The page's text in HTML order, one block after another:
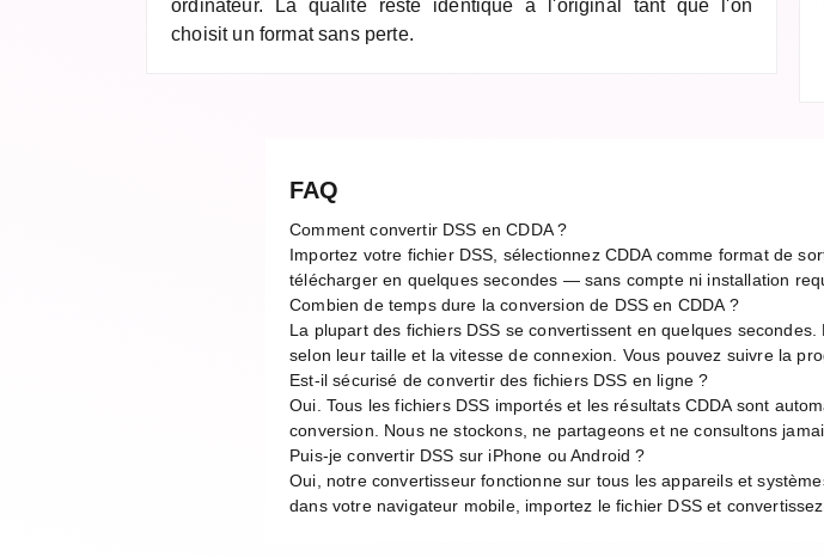
ordinateur. La qualité reste identique à l'original tant que l'on
choisit un format sans perte.
FAQ
Comment convertir DSS en CDDA ?
Importez votre fichier DSS, sélectionnez CDDA comme format de
télécharger en quelques secondes — sans compte ni installation
Combien de temps dure la conversion de DSS en CDDA ?
La plupart des fichiers DSS se convertissent en quelques
selon leur taille et la vitesse de connexion. Vous pouvez suivre la
Est-il sécurisé de convertir des fichiers DSS en ligne ?
Oui. Tous les fichiers DSS importés et les résultats CDDA sont
conversion. Nous ne stockons, ne partageons et ne consultons
Puis-je convertir DSS sur iPhone ou Android ?
Oui, notre convertisseur fonctionne sur tous les appareils et
dans votre navigateur mobile, importez le fichier DSS et